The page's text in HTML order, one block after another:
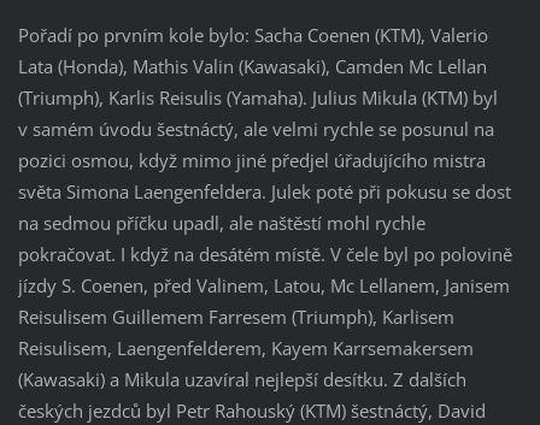
Pořadí po prvním kole bylo: Sacha Coenen (KTM), Valerio
Lata (Honda), Mathis Valin (Kawasaki), Camden Mc Lellan
(Triumph), Karlis Reisulis (Yamaha). Julius Mikula (KTM) byl
v samém úvodu šestnáctý, ale velmi rychle se posunul na
pozici osmou, když mimo jiné předjel úřadujícího mistra
světa Simona Laengenfeldera. Julek poté při pokusu se dost
na sedmou příčku upadl, ale naštěstí mohl rychle
pokračovat. I když na desátém místě. V čele byl po polovině
jízdy S. Coenen, před Valinem, Latou, Mc Lellanem, Janisem
Reisulisem Guillemem Farresem (Triumph), Karlisem
Reisulisem, Laengenfelderem, Kayem Karrsemakersem
(Kawasaki) a Mikula uzavíral nejlepší desítku. Z dalších
českých jezdců byl Petr Rahouský (KTM) šestnáctý, David